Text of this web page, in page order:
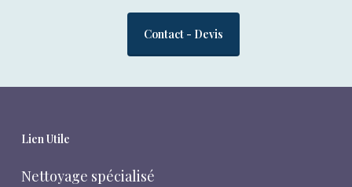
Contact - Devis
Lien Utile
Nettoyage spécialisé